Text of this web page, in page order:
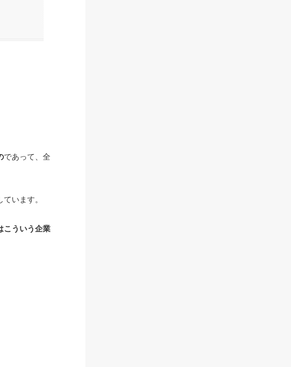
であって、全
います。
こういう企業